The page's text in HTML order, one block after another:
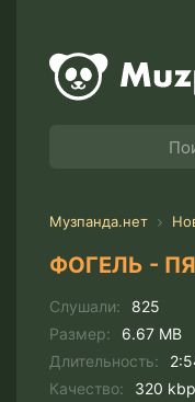
Музпанда.нет
ФОГЕЛЬ -
Слушали:
825
Размер:
6.67 MB
Длительность:
Качество:
320